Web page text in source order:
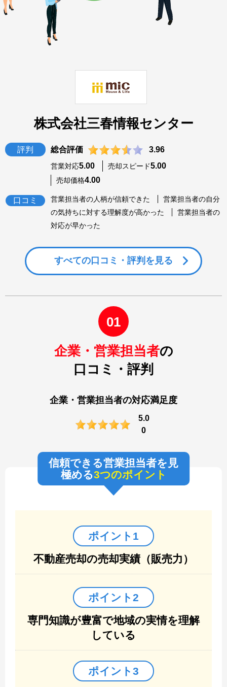
株式会社三春情報センター
評判 総合評価 3.96
営業対応5.00 売却スピード5.00
売却価格4.00
口コミ 営業担当者の人柄が信頼できた
営業担当者の自分
の気持ちに対する理解度が高かった
営業担当者の
対応が早かった
すべての 口コミ・評判を見る
01
企業・営業担当者の
口コミ・評判
企業・営業担当者の対応満足度
5.0
0
信頼できる営業担当者を見
極める3つのポイント
ポイント1
不動産売却の売却実績（販売力）
ポイント2
専門知識が豊富で地域の実情を理解
している
ポイント3